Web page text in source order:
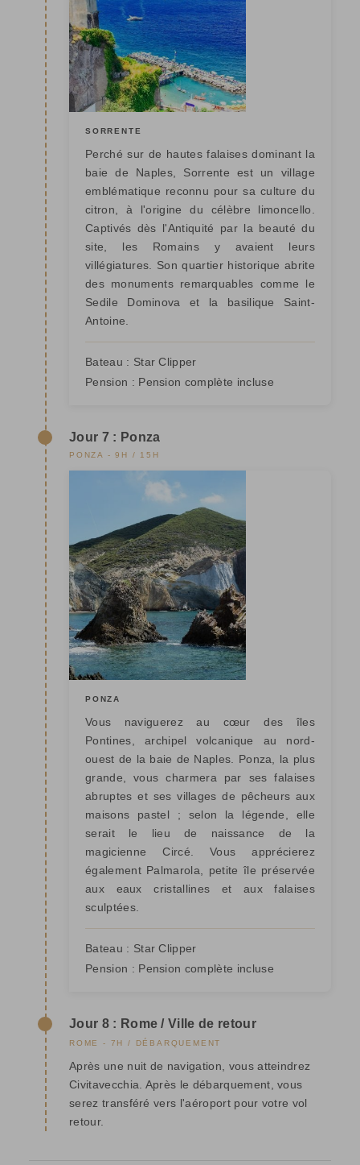
SORRENTE
Perché sur de hautes falaises dominant la
baie de Naples, Sorrente est un village
emblématique reconnu pour sa culture du
citron, à l'origine du célèbre limoncello.
Captivés dès l'Antiquité par la beauté du
site, les Romains y avaient leurs
villégiatures. Son quartier historique abrite
des monuments remarquables comme le
Sedile Dominova et la basilique Saint-
Antoine.
Bateau : Star Clipper
Pension : Pension complète incluse
Jour 7 : Ponza
PONZA - 9H / 15H
PONZA
Vous naviguerez au cœur des îles
Pontines, archipel volcanique au nord-
ouest de la baie de Naples. Ponza, la plus
grande, vous charmera par ses falaises
abruptes et ses villages de pêcheurs aux
maisons pastel ; selon la légende, elle
serait le lieu de naissance de la
magicienne Circé. Vous apprécierez
également Palmarola, petite île préservée
aux eaux cristallines et aux falaises
sculptées.
Bateau : Star Clipper
Pension : Pension complète incluse
Jour 8 : Rome / Ville de retour
ROME - 7H / DÉBARQUEMENT
Après une nuit de navigation, vous atteindrez
Civitavecchia. Après le débarquement, vous
serez transféré vers l'aéroport pour votre vol
retour.